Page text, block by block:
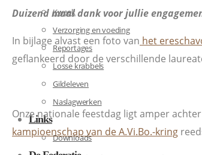
Kweek
Verzorging en voeding
Reportages
Losse krabbels
Gildeleven
Naslagwerken
Links
Downloads
Duizend maal dank voor jullie
In bijlage alvast een foto van het
geflankeerd door de verschillende
Onze nationale feestdag ligt amper
kampioenschap van de A.Vi.Bo.-kring